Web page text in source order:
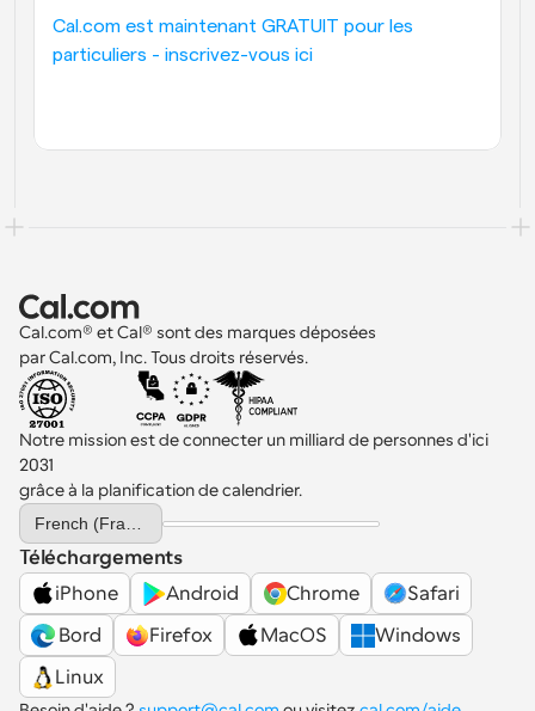
Cal.com est maintenant GRATUIT pour les
particuliers - inscrivez-vous ici
Cal.com® et Cal® sont des marques déposées
par Cal.com, Inc. Tous droits réservés.
Notre mission est de connecter un milliard de personnes d'ici
2031
grâce à la planification de calendrier.
Select Language
Téléchargements
iPhone
Android Chrome
Safari
Bord
Firefox MacOS
Windows
Linux